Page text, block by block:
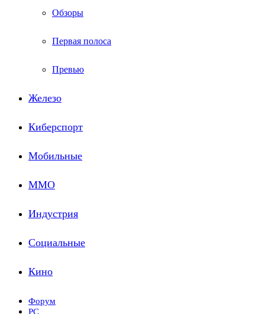
Обзоры
Первая полоса
Превью
Железо
Киберспорт
Мобильные
ММО
Индустрия
Социальные
Кино
Форум
PC